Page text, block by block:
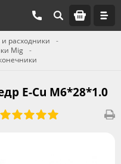
расходники
Mig
E-Cu M6*28*1.0